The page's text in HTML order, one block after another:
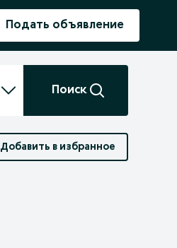
Подать объявление
Поиск
Добавить в избранное